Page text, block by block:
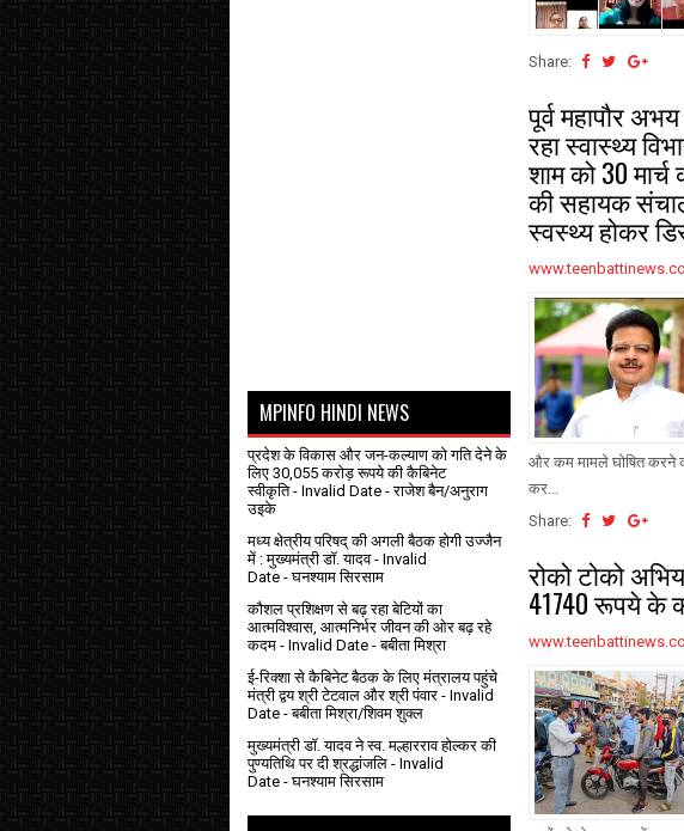
Share:
पूर्व महापौर
रहा स्वास्थ्य
शाम को 30
की सहायक
स्वस्थ्य होकर
और कम मामले घोषित करने
कर...
Share:
रोको टोको
41740 रूपये के
MPINFO HINDI NEWS
प्रदेश के विकास और जन-कल्याण को गति देने के
लिए 30,055 करोड़ रूपये की कैबिनेट
स्वीकृति- Invalid Date - राजेश बैन/अनुराग
उइके
मध्य क्षेत्रीय परिषद् की अगली बैठक होगी उज्जैन
में : मुख्यमंत्री डॉ. यादव- Invalid
Date - घनश्याम सिरसाम
कौशल प्रशिक्षण से बढ़ रहा बेटियों का
आत्मविश्वास, आत्मनिर्भर जीवन की ओर बढ़ रहे
कदम - Invalid Date - बबीता मिश्रा
ई-रिक्शा से कैबिनेट बैठक के लिए मंत्रालय पहुंचे
मंत्री द्वय श्री टेटवाल और श्री पंवार - Invalid
Date - बबीता मिश्रा/शिवम शुक्ल
मुख्यमंत्री डॉ. यादव ने स्व. मल्हारराव होल्कर की
पुण्यतिथि पर दी श्रद्धांजलि - Invalid
Date - घनश्याम सिरसाम